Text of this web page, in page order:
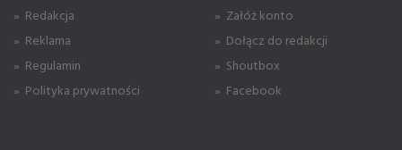
» Redakcja
» Reklama
» Regulamin
» Polityka prywatności
» Załóż konto
» Dołącz do redakcji
» Shoutbox
» Facebook